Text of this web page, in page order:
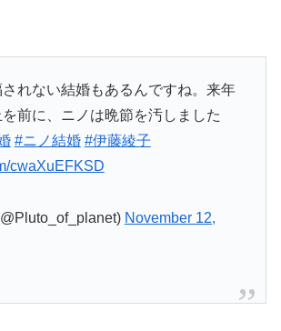
れない結婚もあるんですね。来年
前に、ニノは晩節を汚しました
#ニノ結婚 #伊藤綾子
cwaXuEFKSD
November 12,